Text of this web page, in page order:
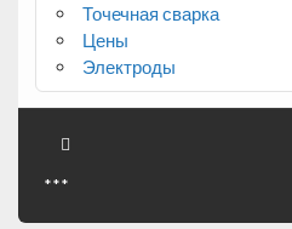
Точечная сварка
Цены
Электроды
***